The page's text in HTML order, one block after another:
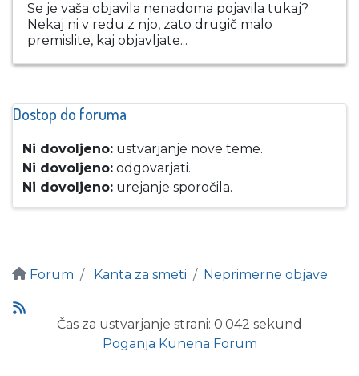
Se je vaša objavila nenadoma pojavila tukaj?
Nekaj ni v redu z njo, zato drugič malo
premislite, kaj objavljate...
Dostop do foruma
Ni dovoljeno: ustvarjanje nove teme.
Ni dovoljeno: odgovarjati.
Ni dovoljeno: urejanje sporočila.
Forum Kanta za smeti Neprimerne objave
Čas za ustvarjanje strani: 0.042 sekund
Poganja Kunena Forum